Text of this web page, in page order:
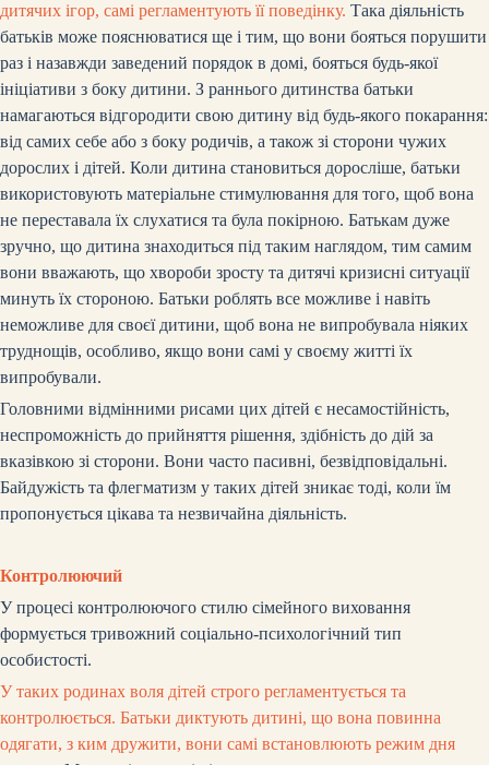
дитячих ігор, самі регламентують її поведінку. Така діяльність
батьків може пояснюватися ще і тим, що вони бояться порушити
раз і назавжди заведений порядок в домі, бояться будь-якої
ініціативи з боку дитини. З раннього дитинства батьки
намагаються відгородити свою дитину від будь-якого покарання:
від самих себе або з боку родичів, а також зі сторони чужих
дорослих і дітей. Коли дитина становиться доросліше, батьки
використовують матеріальне стимулювання для того, щоб вона
не переставала їх слухатися та була покірною. Батькам дуже
зручно, що дитина знаходиться під таким наглядом, тим самим
вони вважають, що хвороби зросту та дитячі кризисні ситуації
минуть їх стороною. Батьки роблять все можливе і навіть
неможливе для своєї дитини, щоб вона не випробувала ніяких
труднощів, особливо, якщо вони самі у своєму житті їх
випробували.
Головними відмінними рисами цих дітей є несамостійність,
неспроможність до прийняття рішення, здібність до дій за
вказівкою зі сторони. Вони часто пасивні, безвідповідальні.
Байдужість та флегматизм у таких дітей зникає тоді, коли їм
пропонується цікава та незвичайна діяльність.
Контролюючий
У процесі контролюючого стилю сімейного виховання
формується тривожний соціально-психологічний тип
особистості.
У таких родинах воля дітей строго регламентується та
контролюється. Батьки диктують дитині, що вона повинна
одягати, з ким дружити, вони самі встановлюють режим дня